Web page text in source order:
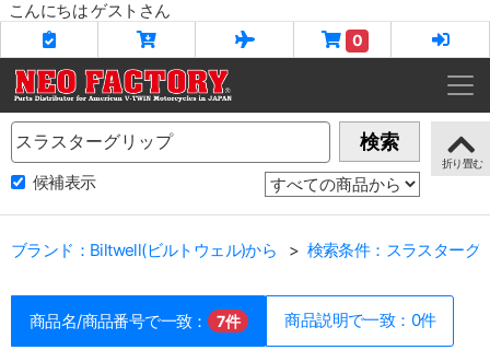
こんにちは ゲストさん
0
Name 検索
候補表示
ブランド：Biltwell(ビルトウェル)から 検索条件：スラスターグ
商品名/商品番号で一致： 7件 商品説明で一致：0件